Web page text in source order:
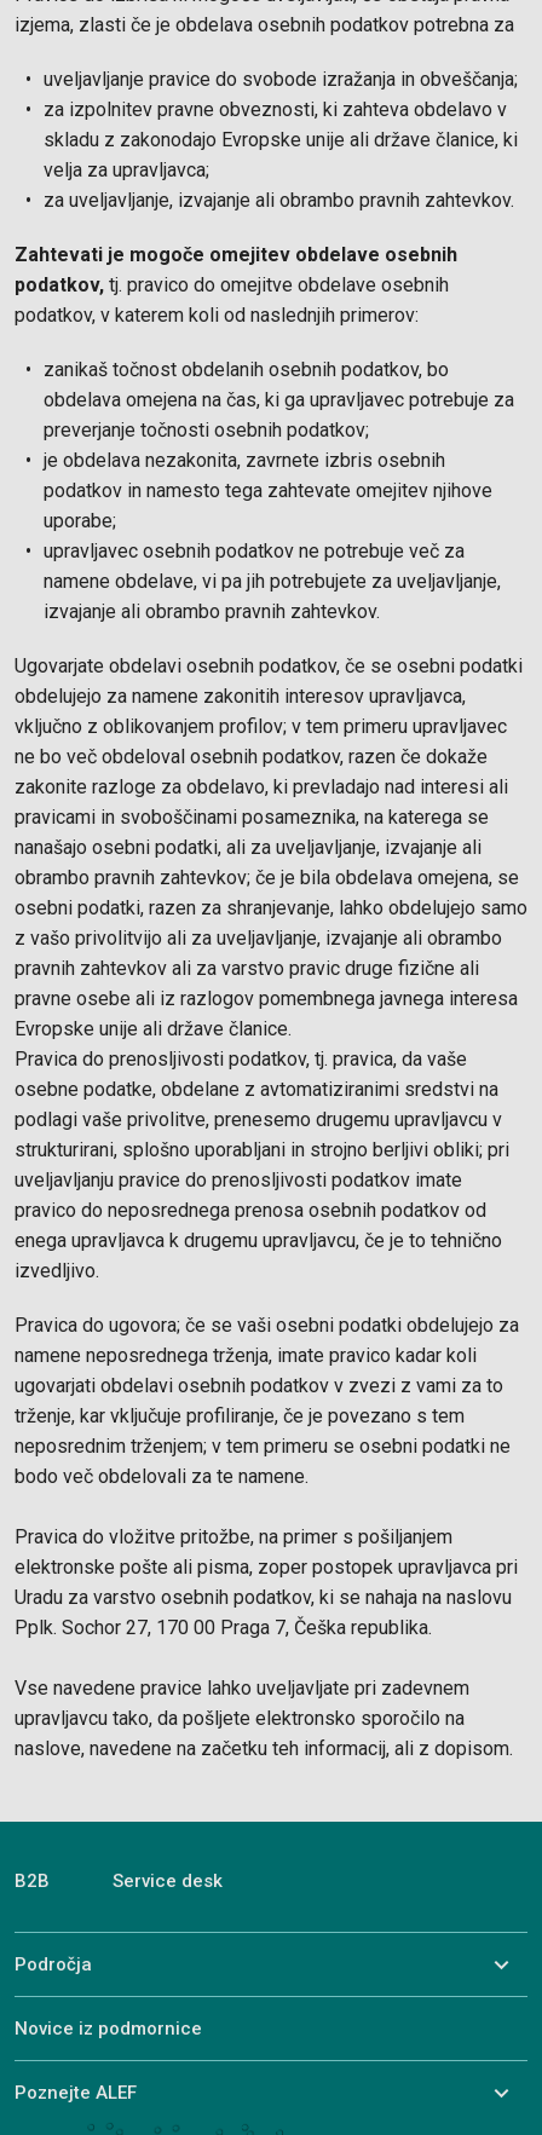
izjema, zlasti če je obdelava osebnih podatkov potrebna za
uveljavljanje pravice do svobode izražanja in obveščanja;
za izpolnitev pravne obveznosti, ki zahteva obdelavo v
skladu z zakonodajo Evropske unije ali države članice, ki
velja za upravljavca;
za uveljavljanje, izvajanje ali obrambo pravnih zahtevkov.
Zahtevati je mogoče omejitev obdelave osebnih
podatkov, tj. pravico do omejitve obdelave osebnih
podatkov, v katerem koli od naslednjih primerov:
zanikaš točnost obdelanih osebnih podatkov, bo
obdelava omejena na čas, ki ga upravljavec potrebuje za
preverjanje točnosti osebnih podatkov;
je obdelava nezakonita, zavrnete izbris osebnih
podatkov in namesto tega zahtevate omejitev njihove
uporabe;
upravljavec osebnih podatkov ne potrebuje več za
namene obdelave, vi pa jih potrebujete za uveljavljanje,
izvajanje ali obrambo pravnih zahtevkov.
Ugovarjate obdelavi osebnih podatkov, če se osebni podatki
obdelujejo za namene zakonitih interesov upravljavca,
vključno z oblikovanjem profilov; v tem primeru upravljavec
ne bo več obdeloval osebnih podatkov, razen če dokaže
zakonite razloge za obdelavo, ki prevladajo nad interesi ali
pravicami in svoboščinami posameznika, na katerega se
nanašajo osebni podatki, ali za uveljavljanje, izvajanje ali
obrambo pravnih zahtevkov; če je bila obdelava omejena, se
osebni podatki, razen za shranjevanje, lahko obdelujejo samo
z vašo privolitvijo ali za uveljavljanje, izvajanje ali obrambo
pravnih zahtevkov ali za varstvo pravic druge fizične ali
pravne osebe ali iz razlogov pomembnega javnega interesa
Evropske unije ali države članice.
Pravica do prenosljivosti podatkov, tj. pravica, da vaše
osebne podatke, obdelane z avtomatiziranimi sredstvi na
podlagi vaše privolitve, prenesemo drugemu upravljavcu v
strukturirani, splošno uporabljani in strojno berljivi obliki; pri
uveljavljanju pravice do prenosljivosti podatkov imate
pravico do neposrednega prenosa osebnih podatkov od
enega upravljavca k drugemu upravljavcu, če je to tehnično
izvedljivo.
Pravica do ugovora; če se vaši osebni podatki obdelujejo za
namene neposrednega trženja, imate pravico kadar koli
ugovarjati obdelavi osebnih podatkov v zvezi z vami za to
trženje, kar vključuje profiliranje, če je povezano s tem
neposrednim trženjem; v tem primeru se osebni podatki ne
bodo več obdelovali za te namene.
Pravica do vložitve pritožbe, na primer s pošiljanjem
elektronske pošte ali pisma, zoper postopek upravljavca pri
Uradu za varstvo osebnih podatkov, ki se nahaja na naslovu
Pplk. Sochor 27, 170 00 Praga 7, Češka republika.
Vse navedene pravice lahko uveljavljate pri zadevnem
upravljavcu tako, da pošljete elektronsko sporočilo na
naslove, navedene na začetku teh informacij, ali z dopisom.
B2B Service desk
Področja
Novice iz podmornice
Poznejte ALEF